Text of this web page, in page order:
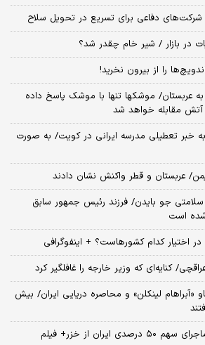
در بازار / شیر خام چقدر شد؟
را از بیرون نخرید!
عربستان/ موشکها تنها با موشک پاسخ داده
مقابله خواهد شد
خبر تعطیلی مدرسه ایرانی در کویت/ به صورت
یمن/ عربستان و قطر واکنش نشان دادند
جو بایدن/ فرزند رئیس جمهور سابق
است
اختیار کدام کشورهاست؟ + اینفوگرافی
کنایه‌ای که وزیر خارجه را غافلگیر کرد
«آبراهام لینکلن» و محاصره دریایی ایران/ بیش
از خزر+ فیلم